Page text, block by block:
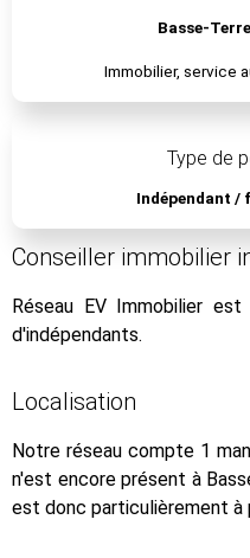
Basse-
Immobilier, service
Type de
Indépendant /
Conseiller immobilier
Réseau EV Immobilier
d'indépendants.
Localisation
Notre réseau compte 1
n'est encore présent à
est donc particulièrement à